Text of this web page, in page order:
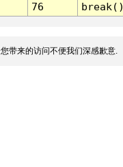
76 break()
带来的访问不便我们深感歉意.